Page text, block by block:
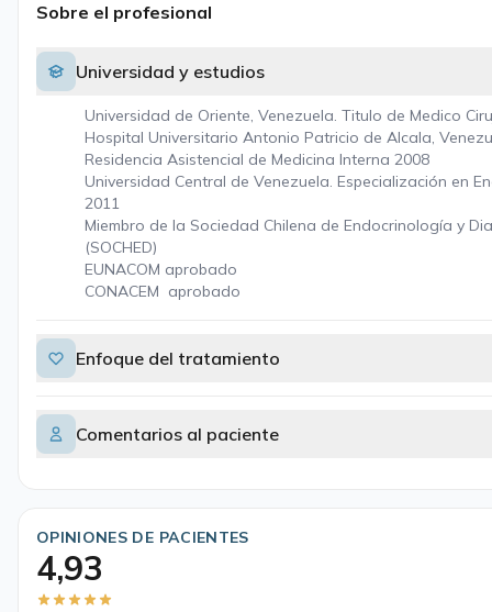
Sobre el profesional
Universidad y estudios
Universidad de Oriente, Venezuela. Titulo de Medico
Hospital Universitario Antonio Patricio de Alcala,
Residencia Asistencial de Medicina Interna 2008
Universidad Central de Venezuela. Especialización en
2011
Miembro de la Sociedad Chilena de Endocrinología y
(SOCHED)
EUNACOM aprobado
CONACEM aprobado
Enfoque del tratamiento
Comentarios al paciente
OPINIONES DE PACIENTES
4,93